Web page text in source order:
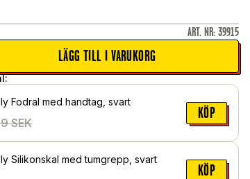
ART. NR: 39915
LÄGG TILL I VARUKORG
Fodral med handtag, svart
SEK
KÖP
Silikonskal med tumgrepp, svart
KÖP